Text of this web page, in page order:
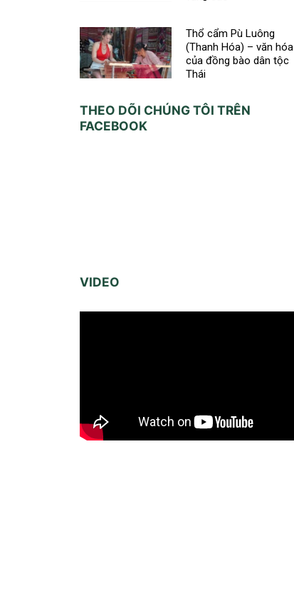
Thổ cẩm Pù Luông
(Thanh Hóa) – văn hóa
của đồng bào dân tộc
Thái
THEO DÕI CHÚNG TÔI TRÊN
FACEBOOK
VIDEO